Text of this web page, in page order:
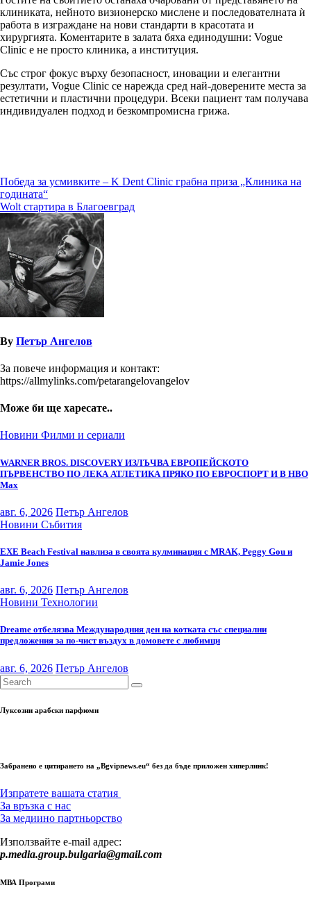
клиниката, нейното визионерско мислене и последователната ѝ
работа в изграждане на нови стандарти в красотата и
хирургията. Коментарите в залата бяха единодушни: Vogue
Clinic е не просто клиника, а институция.
Със строг фокус върху безопасност, иновации и елегантни
резултати, Vogue Clinic се нарежда сред най-доверените места за
естетични и пластични процедури. Всеки пациент там получава
индивидуален подход и безкомпромисна грижа.
Навигация
Победа за усмивките – K Dent Clinic грабна приза „Клиника на
годината“
Wolt стартира в Благоевград
By Петър Ангелов
За повече информация и контакт:
https://allmylinks.com/petarangelovangelov
Може би ще харесате..
Новини Филми и сериали
WARNER BROS. DISCOVERY ИЗЛЪЧВА ЕВРОПЕЙСКОТО
ПЪРВЕНСТВО ПО ЛЕКА АТЛЕТИКА ПРЯКО ПО ЕВРОСПОРТ И В НВО
Мах
авг. 6, 2026 Петър Ангелов
Новини Събития
EXE Beach Festival навлиза в своята кулминация с MRAK, Peggy Gou и
Jamie Jones
авг. 6, 2026 Петър Ангелов
Новини Технологии
Dreame отбелязва Международния ден на котката със специални
предложения за по-чист въздух в домовете с любимци
авг. 6, 2026 Петър Ангелов
Луксозни арабски парфюми
Забранено е цитирането на „Bgvipnews.eu“ без да бъде приложен хиперлинк!
Изпратете вашата статия
За връзка с нас
За медиино партньорство
Използвайте e-mail адрес:
p.media.group.bulgaria@gmail.com
МВА Програми